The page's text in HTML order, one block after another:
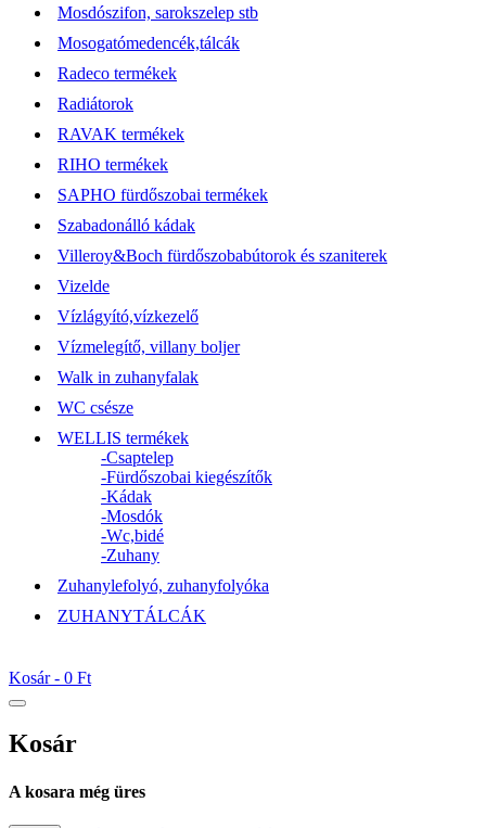
Mosdószifon, sarokszelep stb
Mosogatómedencék,tálcák
Radeco termékek
Radiátorok
RAVAK termékek
RIHO termékek
SAPHO fürdőszobai termékek
Szabadonálló kádak
Villeroy&Boch fürdőszobabútorok és szaniterek
Vizelde
Vízlágyító,vízkezelő
Vízmelegítő, villany boljer
Walk in zuhanyfalak
WC csésze
WELLIS termékek
-Csaptelep
-Fürdőszobai kiegészítők
-Kádak
-Mosdók
-Wc,bidé
-Zuhany
Zuhanylefolyó, zuhanyfolyóka
ZUHANYTÁLCÁK
Kosár - 0 Ft
Kosár
A kosara még üres